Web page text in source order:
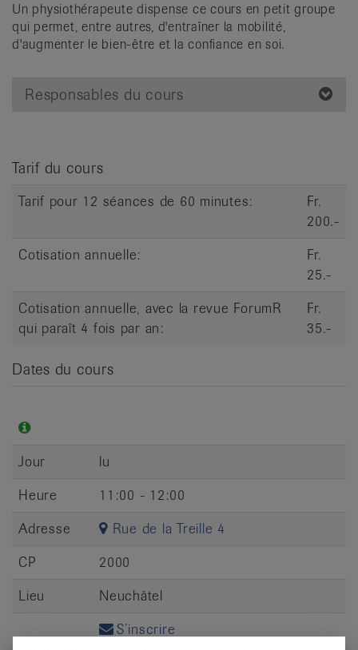
Un physiothérapeute dispense ce cours en petit groupe
qui permet, entre autres, d'entraîner la mobilité,
d'augmenter le bien-être et la confiance en soi.
Responsables du cours
Tarif du cours
Tarif pour 12 séances de 60 minutes:
Fr.
200.-
Cotisation annuelle:
Fr.
25.-
Cotisation annuelle, avec la revue ForumR
qui paraît 4 fois par an:
Fr.
35.-
Dates du cours
Jour
lu
Heure
11:00 - 12:00
Adresse
Rue de la Treille 4
CP
2000
Lieu
Neuchâtel
S’inscrire